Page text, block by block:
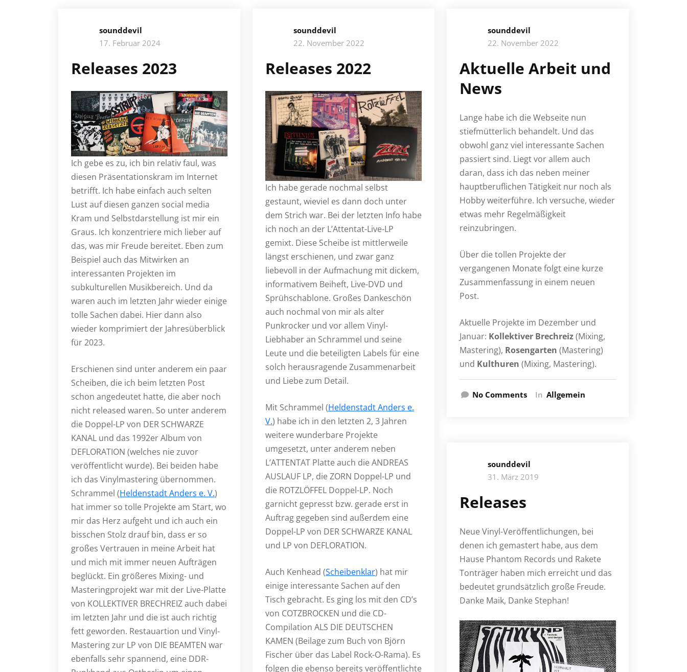
sounddevil
17. Februar 2024
Releases 2023
Ich gebe es zu, ich bin relativ faul, was
diesen Präsentationskram im Internet
betrifft. Ich habe einfach auch selten
Lust auf diesen ganzen social media
Kram und Selbstdarstellung ist mir ein
Graus. Ich konzentriere mich lieber auf
das, was mir Freude bereitet. Eben zum
Beispiel auch das Mitwirken an
interessanten Projekten im
subkulturellen Musikbereich. Und da
waren auch im letzten Jahr wieder einige
tolle Sachen dabei. Hier dann also
wieder komprimiert der Jahresüberblick
für 2023.
Erschienen sind unter anderem ein paar
Scheiben, die ich beim letzten Post
schon angedeutet hatte, die aber noch
nicht released waren. So unter anderem
die Doppel-LP von DER SCHWARZE
KANAL und das 1992er Album von
DEFLORATION (welches nie zuvor
veröffentlicht wurde). Bei beiden habe
ich das Vinylmastering übernommen.
Schrammel (Heldenstadt Anders e. V.)
hat immer so tolle Projekte am Start, wo
mir das Herz aufgeht und ich auch ein
bisschen Stolz drauf bin, dass er so
großes Vertrauen in meine Arbeit hat
und mich mit immer neuen Aufträgen
beglückt. Ein größeres Mixing- und
Masteringprojekt war mit der Live-Platte
von KOLLEKTIVER BRECHREIZ auch dabei
im letzten Jahr und die ist auch richtig
fett geworden. Restauartion und Vinyl-
Mastering zur LP von DIE BEAMTEN war
ebenfalls sehr spannend, eine DDR-
sounddevil
22. November 2022
Releases 2022
Ich habe gerade nochmal selbst
gestaunt, wieviel es dann doch unter
dem Strich war. Bei der letzten Info habe
ich noch an der L’Attentat-Live-LP
gemixt. Diese Scheibe ist mittlerweile
längst erschienen, und zwar ganz
liebevoll in der Aufmachung mit dickem,
informativem Beiheft, Live-DVD und
Sprühschablone. Großes Dankeschön
auch nochmal von mir als alter
Punkrocker und vor allem Vinyl-
Liebhaber an Schrammel und seine
Leute und die beteiligten Labels für eine
solch herausragende Zusammenarbeit
und Liebe zum Detail.
Mit Schrammel (Heldenstadt Anders e.
V.) habe ich in den letzten 2, 3 Jahren
weitere wunderbare Projekte
umgesetzt, unter anderem neben
L’ATTENTAT Platte auch die ANDREAS
AUSLAUF LP, die ZORN Doppel-LP und
die ROTZLÖFFEL Doppel-LP. Noch
garnicht gepresst bzw. gerade erst in
Auftrag gegeben sind außerdem eine
Doppel-LP von DER SCHWARZE KANAL
und LP von DEFLORATION.
Auch Kenhead (Scheibenklar) hat mir
einige interessante Sachen auf den
Tisch gebracht. Es ging los mit den CD’s
von COTZBROCKEN und die CD-
Compilation ALS DIE DEUTSCHEN
KAMEN (Beilage zum Buch von Björn
Fischer über das Label Rock-O-Rama). Es
folgen die ebenso bereits veröffentlichte
sounddevil
22. November 2022
Aktuelle Arbeit und
News
Lange habe ich die Webseite nun
stiefmütterlich behandelt. Und das
obwohl ganz viel interessante Sachen
passiert sind. Liegt vor allem auch
daran, dass ich das neben meiner
hauptberuflichen Tätigkeit nur noch als
Hobby weiterführe. Ich versuche, wieder
etwas mehr Regelmäßigkeit
reinzubringen.
Über die tollen Projekte der
vergangenen Monate folgt eine kurze
Zusammenfassung in einem neuen
Post.
Aktuelle Projekte im Dezember und
Januar: Kollektiver Brechreiz(Mixing,
Mastering), Rosengarten (Mastering)
und Kulthuren (Mixing, Mastering).
No Comments In Allgemein
sounddevil
31. März 2019
Releases
Neue Vinyl-Veröffentlichungen, bei
denen ich gemastert habe, aus dem
Hause Phantom Records und Rakete
Tonträger haben mich erreicht und das
bedeutet grundsätzlich große Freude.
Danke Maik, Danke Stephan!